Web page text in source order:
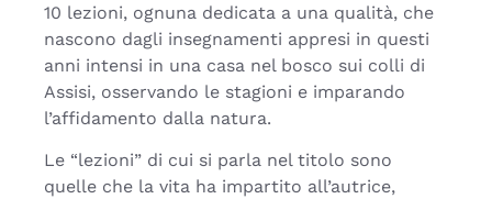
10 lezioni, ognuna dedicata a una qualità, che
nascono dagli insegnamenti appresi in questi
anni intensi in una casa nel bosco sui colli di
Assisi, osservando le stagioni e imparando
l’affidamento dalla natura.
Le “lezioni” di cui si parla nel titolo sono
quelle che la vita ha impartito all’autrice,